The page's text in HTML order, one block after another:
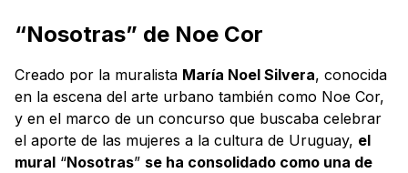
“Nosotras” de Noe Cor
Creado por la muralista María Noel Silvera, conocida
en la escena del arte urbano también como Noe Cor,
y en el marco de un concurso que buscaba celebrar
el aporte de las mujeres a la cultura de Uruguay, el
mural “Nosotras” se ha consolidado como una de